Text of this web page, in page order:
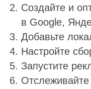
Создайте и
в Google,
Добавьте
Настройте
Запустите